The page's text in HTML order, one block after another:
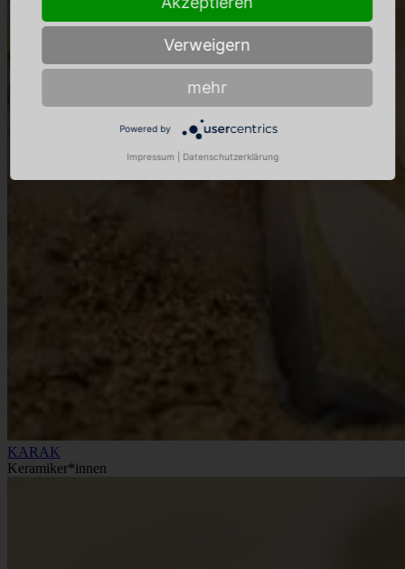
KARAK
Keramiker*innen
Verweigern
mehr
Powered by
Impressum Datenschutzerklärung